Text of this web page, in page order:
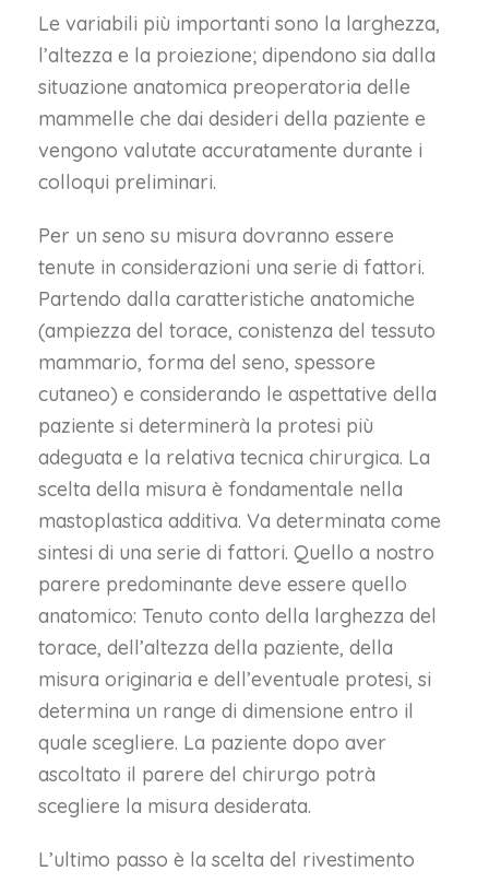
Le variabili più importanti sono la larghezza,
l’altezza e la proiezione; dipendono sia dalla
situazione anatomica preoperatoria delle
mammelle che dai desideri della paziente e
vengono valutate accuratamente durante i
colloqui preliminari.
Per un seno su misura dovranno essere
tenute in considerazioni una serie di fattori.
Partendo dalla caratteristiche anatomiche
(ampiezza del torace, conistenza del tessuto
mammario, forma del seno, spessore
cutaneo) e considerando le aspettative della
paziente si determinerà la protesi più
adeguata e la relativa tecnica chirurgica. La
scelta della misura è fondamentale nella
mastoplastica additiva. Va determinata come
sintesi di una serie di fattori. Quello a nostro
parere predominante deve essere quello
anatomico: Tenuto conto della larghezza del
torace, dell’altezza della paziente, della
misura originaria e dell’eventuale protesi, si
determina un range di dimensione entro il
quale scegliere. La paziente dopo aver
ascoltato il parere del chirurgo potrà
scegliere la misura desiderata.
L’ultimo passo è la scelta del rivestimento